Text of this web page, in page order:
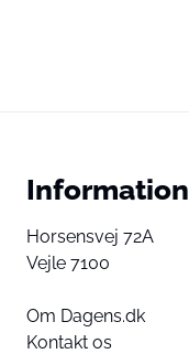
Information
Horsensvej 72A
Vejle 7100
Om Dagens.dk
Kontakt os